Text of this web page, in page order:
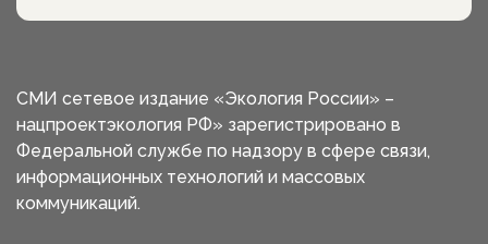
СМИ сетевое издание «Экология России» –
нацпроектэкология РФ» зарегистрировано в
Федеральной службе по надзору в сфере связи,
информационных технологий и массовых
коммуникаций.